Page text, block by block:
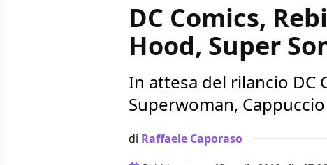
DC Comics,
Hood, Super
In attesa del rilancio DC
Superwoman,
di Raffaele Caporaso